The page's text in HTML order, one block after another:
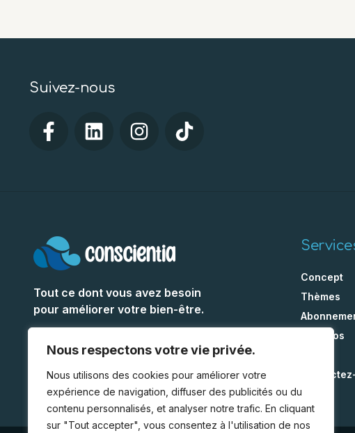
Nous respectons votre vie privée.
Nous utilisons des cookies pour améliorer votre
expérience de navigation, diffuser des publicités ou du
contenu personnalisés, et analyser notre trafic. En cliquant
sur "Tout accepter", vous consentez à l'utilisation de nos
Suivez-nous
Tout ce dont vous avez besoin
pour améliorer votre bien-être.
+33 7 67 00 42 85
Concept
Thèmes
À Propos